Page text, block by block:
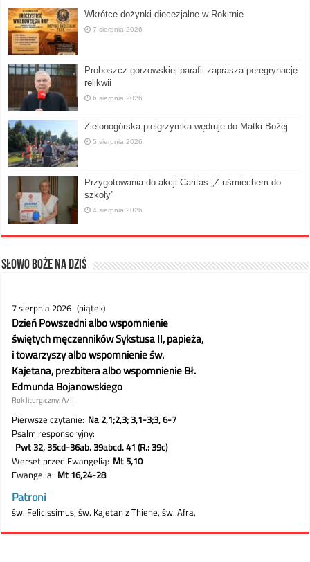
Wkrótce dożynki diecezjalne w Rokitnie
7 sierpnia 2026
Proboszcz gorzowskiej parafii zaprasza peregrynację
relikwii
6 sierpnia 2026
Zielonogórska pielgrzymka wędruje do Matki Bożej
5 sierpnia 2026
Przygotowania do akcji Caritas „Z uśmiechem do
szkoły”
4 sierpnia 2026
Słowo Boże na dziś